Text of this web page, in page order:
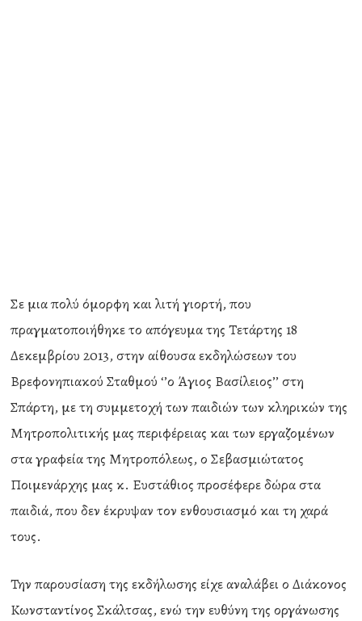
Σε μια πολύ όμορφη και λιτή γιορτή, που
πραγματοποιήθηκε το απόγευμα της Τετάρτης 18
Δεκεμβρίου 2013, στην αίθουσα εκδηλώσεων του
Βρεφονηπιακού Σταθμού ‘’ο Άγιος Βασίλειος’’ στη
Σπάρτη, με τη συμμετοχή των παιδιών των κληρικών της
Μητροπολιτικής μας περιφέρειας και των εργαζομένων
στα γραφεία της Μητροπόλεως, ο Σεβασμιώτατος
Ποιμενάρχης μας κ. Ευστάθιος προσέφερε δώρα στα
παιδιά, που δεν έκρυψαν τον ενθουσιασμό και τη χαρά
τους.
Την παρουσίαση της εκδήλωσης είχε αναλάβει ο Διάκονος
Κωνσταντίνος Σκάλτσας, ενώ την ευθύνη της οργάνωσης